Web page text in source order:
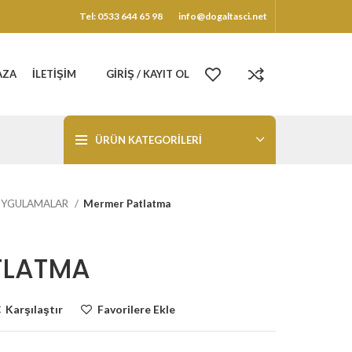
Tel: 0533 644 65 98 info@dogaltasci.net
İLETIŞIM GIRIŞ / KAYIT OL
ÜRÜN KATEGORILERI
Mermer Patlatma
Karşılaştır Favorilere Ekle